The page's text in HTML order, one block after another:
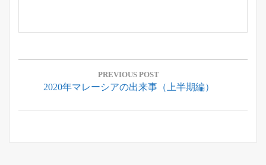
投
ビ
ー
PREVIOUS POST
Previous
2020年マレーシアの出来事（上半期編）